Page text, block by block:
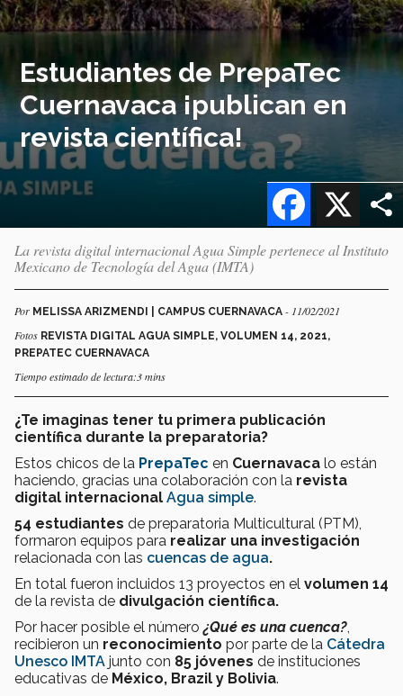
Estudiantes de PrepaTec
Cuernavaca ¡publican en
revista científica!
X
Facebook
La revista digital internacional Agua Simple pertenece al Instituto
Mexicano de Tecnología del Agua (IMTA)
Por MELISSA ARIZMENDI | CAMPUS CUERNAVACA - 11/02/2021
Fotos REVISTA DIGITAL AGUA SIMPLE, VOLUMEN 14, 2021,
PREPATEC CUERNAVACA
Tiempo estimado de lectura:3 mins
¿Te imaginas tener tu primera publicación
científica durante la preparatoria?
Estos chicos de la PrepaTec en Cuernavaca lo están
haciendo, gracias una colaboración con la revista
digital internacional Agua simple.
54 estudiantes de preparatoria Multicultural (PTM),
formaron equipos para realizar una investigación
relacionada con las cuencas de agua.
En total fueron incluidos 13 proyectos en el volumen 14
de la revista de divulgación científica.
Por hacer posible el número ¿Qué es una cuenca?
recibieron un reconocimiento por parte de la Cátedra
Unesco IMTA junto con 85 jóvenes de instituciones
educativas de México, Brazil y Bolivia.